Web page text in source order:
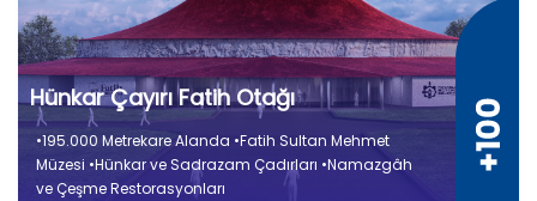
Hünkar Çayırı Fatih Otağı
•195.000 Metrekare Alanda •Fatih Sultan Mehmet
Müzesi •Hünkar ve Sadrazam Çadırları •Namazgâh
ve Çeşme Restorasyonları